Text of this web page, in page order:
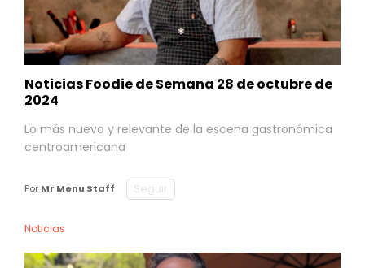
Noticias Foodie de Semana 28 de octubre de
2024
Lo más nuevo y relevante de la escena gastronómica
centroamericana
Por Mr Menu Staff Seguir
Noticias